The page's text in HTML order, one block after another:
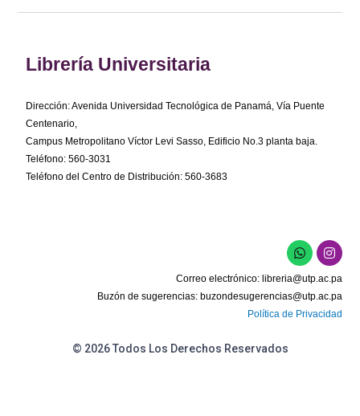
Librería Universitaria
Dirección: Avenida Universidad Tecnológica de Panamá, Vía Puente
Centenario,
Campus Metropolitano Víctor Levi Sasso, Edificio No.3 planta baja.
Teléfono: 560-3031
Teléfono del Centro de Distribución: 560-3683
W
h
a
t
s
a
I
n
t
a
g
Correo electrónico: libreria@utp.ac.pa
Buzón de sugerencias: buzondesugerencias@utp.ac.pa
Política de Privacidad
© 2026 Todos Los Derechos Reservados